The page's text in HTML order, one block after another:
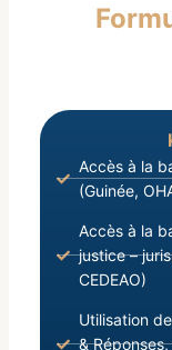
Accès à la
(Guinée,
Accès à la
justice –
CEDEAO)
Utilisation
&